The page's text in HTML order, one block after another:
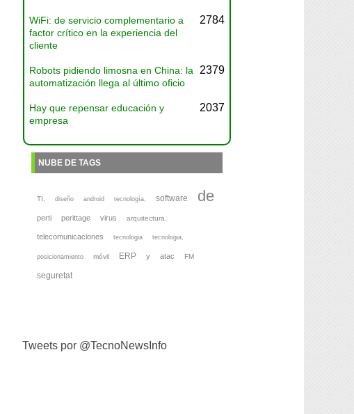
WiFi: de servicio complementario a
factor crítico en la experiencia del
cliente
2784
Robots pidiendo limosna en China: la
automatización llega al último oficio
2379
Hay que repensar educación y
empresa
2037
NUBE DE TAGS
TI, diseño android tecnología, software de
perti perittage virus arquitectura,
telecomunicaciones tecnologia tecnologia,
posicionamiento móvil ERP y atac FM
seguretat
Tweets por @TecnoNewsInfo